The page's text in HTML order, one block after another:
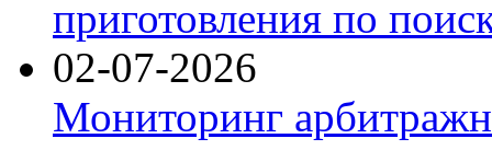
приготовления по
02-07-2026
Мониторинг